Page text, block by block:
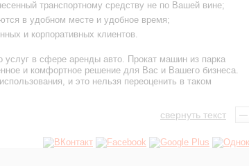
транспортному средству не по Вашей вине;
в удобном месте и удобное время;
и корпоративных клиентов.
услуг в сфере аренды авто. Прокат машин из парка
и комфортное решение для Вас и Вашего бизнеса.
и это нельзя переоценить в таком
свернуть текст